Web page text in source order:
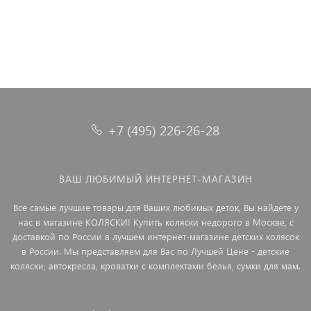
+7 (495) 226-26-28
ВАШ ЛЮБИМЫЙ ИНТЕРНЕТ-МАГАЗИН
Все самые лучшие товары для Ваших любимых деток, Вы найдете у
нас в магазине КОЛЯСКИ! Купить коляски недорого в Москве, с
доставкой по России в лучшем интернет-магазине детских колясок
в России. Мы представляем для Вас по Лучшей Цене - детские
коляски, автокресла, кроватки с комплектами белья, сумки для мам.